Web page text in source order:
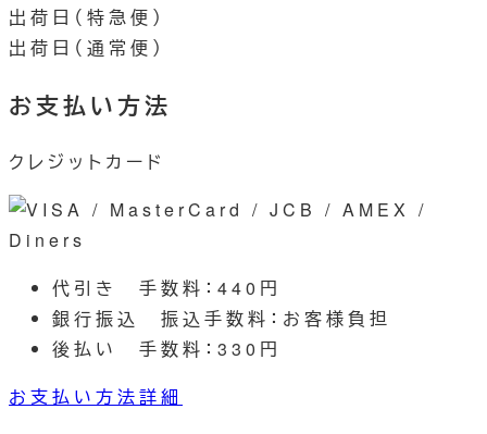
出荷日（特急便）
出荷日（通常便）
お支払い方法
クレジットカード
代引き 手数料：440円
銀行振込 振込手数料：お客様負担
後払い 手数料：330円
お支払い方法詳細